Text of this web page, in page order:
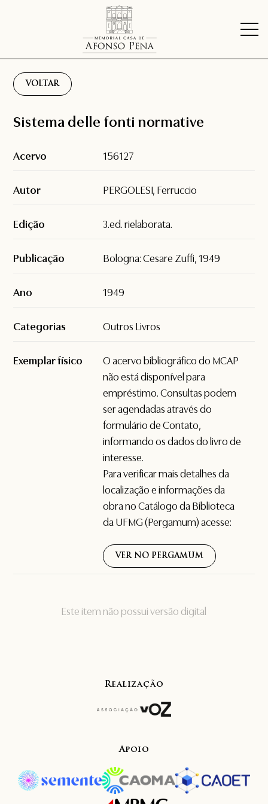
VOLTAR
Este item não possui versão digital
Sistema delle fonti normative
Acervo 156127
Autor PERGOLESI, Ferruccio
Edição 3.ed. rielaborata.
Publicação Bologna: Cesare Zuffi, 1949
Ano 1949
Categorias Outros Livros
Exemplar físico
O acervo bibliográfico do MCAP
não está disponível para
empréstimo. Consultas podem
ser agendadas através do
formulário deContato,
informando os dados do livro de
interesse.
Para verificar mais detalhes da
localização e informações da
obra no Catálogo da Biblioteca
da UFMG (Pergamum) acesse:
VER NO PERGAMUM
Realização
Apoio